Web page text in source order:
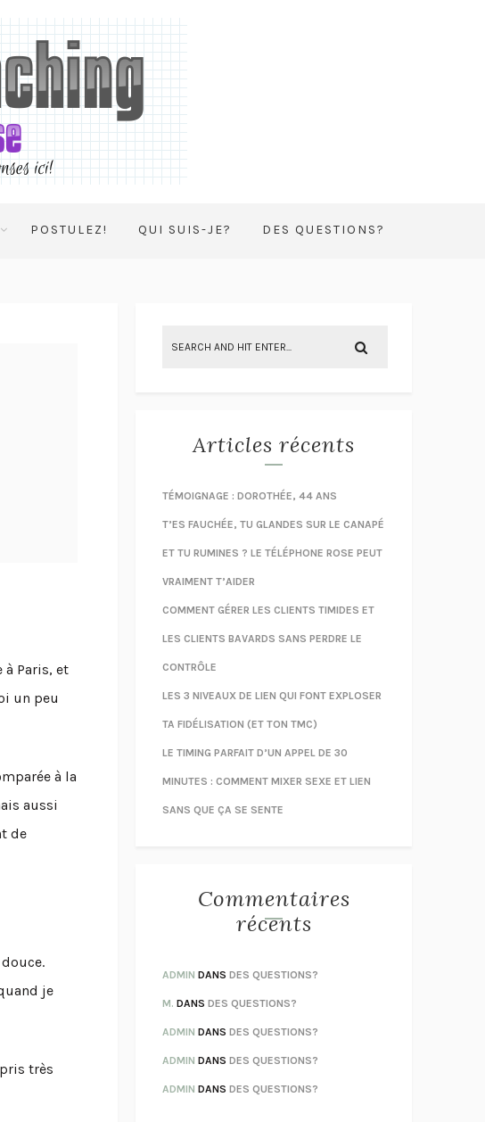
POSTULEZ! QUI SUIS-JE? DES QUESTIONS?
Paris, et
un peu
à la
aussi
de
je
très
Articles récents
TÉMOIGNAGE : DOROTHÉE, 44 ANS
T’ES FAUCHÉE, TU GLANDES SUR LE CANAPÉ
ET TU RUMINES ? LE TÉLÉPHONE ROSE PEUT
VRAIMENT T’AIDER
COMMENT GÉRER LES CLIENTS TIMIDES ET
LES CLIENTS BAVARDS SANS PERDRE LE
CONTRÔLE
LES 3 NIVEAUX DE LIEN QUI FONT EXPLOSER
TA FIDÉLISATION (ET TON TMC)
LE TIMING PARFAIT D’UN APPEL DE 30
MINUTES : COMMENT MIXER SEXE ET LIEN
SANS QUE ÇA SE SENTE
Commentaires
récents
ADMIN DANS DES QUESTIONS?
M. DANS DES QUESTIONS?
ADMIN DANS DES QUESTIONS?
ADMIN DANS DES QUESTIONS?
ADMIN DANS DES QUESTIONS?